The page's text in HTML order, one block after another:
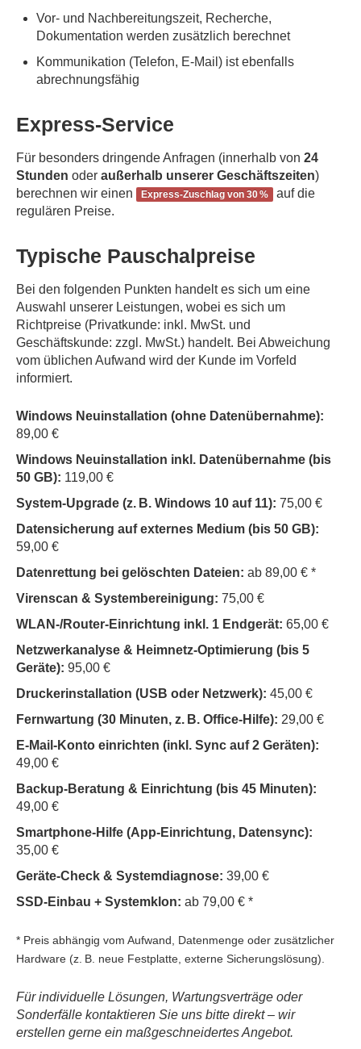
Vor- und Nachbereitungszeit, Recherche,
Dokumentation werden zusätzlich berechnet
Kommunikation (Telefon, E-Mail) ist ebenfalls
abrechnungsfähig
Express-Service
Für besonders dringende Anfragen (innerhalb von 24
Stunden oder außerhalb unserer Geschäftszeiten)
berechnen wir einen
Express-Zuschlag von 30 %
auf die
regulären Preise.
Typische Pauschalpreise
Bei den folgenden Punkten handelt es sich um eine
Auswahl unserer Leistungen, wobei es sich um
Richtpreise (Privatkunde: inkl. MwSt. und
Geschäftskunde: zzgl. MwSt.) handelt. Bei Abweichung
vom üblichen Aufwand wird der Kunde im Vorfeld
informiert.
Windows Neuinstallation (ohne Datenübernahme):
89,00 €
Windows Neuinstallation inkl. Datenübernahme (bis
50 GB): 119,00 €
System-Upgrade (z. B. Windows 10 auf 11): 75,00 €
Datensicherung auf externes Medium (bis 50 GB):
59,00 €
Datenrettung bei gelöschten Dateien: ab 89,00 € *
Virenscan & Systembereinigung: 75,00 €
WLAN-/Router-Einrichtung inkl. 1 Endgerät: 65,00 €
Netzwerkanalyse & Heimnetz-Optimierung (bis 5
Geräte): 95,00 €
Druckerinstallation (USB oder Netzwerk): 45,00 €
Fernwartung (30 Minuten, z. B. Office-Hilfe): 29,00 €
E-Mail-Konto einrichten (inkl. Sync auf 2 Geräten):
49,00 €
Backup-Beratung & Einrichtung (bis 45 Minuten):
49,00 €
Smartphone-Hilfe (App-Einrichtung, Datensync):
35,00 €
Geräte-Check & Systemdiagnose: 39,00 €
SSD-Einbau + Systemklon: ab 79,00 € *
* Preis abhängig vom Aufwand, Datenmenge oder zusätzlicher
Hardware (z. B. neue Festplatte, externe Sicherungslösung).
Für individuelle Lösungen, Wartungsverträge oder
Sonderfälle kontaktieren Sie uns bitte direkt – wir
erstellen gerne ein maßgeschneidertes Angebot.